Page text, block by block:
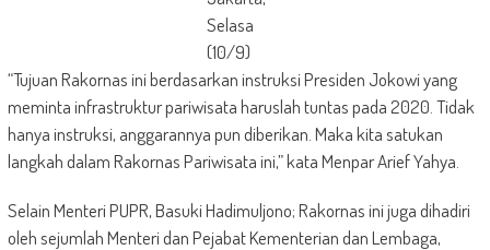
Selasa
(10/9)
“Tujuan Rakornas ini berdasarkan instruksi Presiden Jokowi yang
meminta infrastruktur pariwisata haruslah tuntas pada 2020. Tidak
hanya instruksi, anggarannya pun diberikan. Maka kita satukan
langkah dalam Rakornas Pariwisata ini,” kata Menpar Arief Yahya.
Selain Menteri PUPR, Basuki Hadimuljono; Rakornas ini juga dihadiri
oleh sejumlah Menteri dan Pejabat Kementerian dan Lembaga,